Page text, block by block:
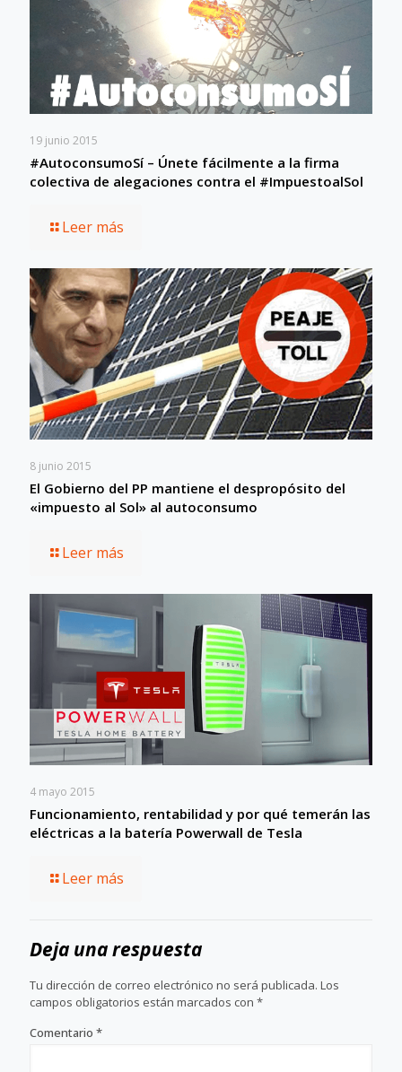
19 junio 2015
#AutoconsumoSí – Únete fácilmente a la firma
colectiva de alegaciones contra el #ImpuestoalSol
Leer más
8 junio 2015
El Gobierno del PP mantiene el despropósito del
«impuesto al Sol» al autoconsumo
Leer más
4 mayo 2015
Funcionamiento, rentabilidad y por qué temerán las
eléctricas a la batería Powerwall de Tesla
Leer más
Deja una respuesta
Tu dirección de correo electrónico no será publicada. Los
campos obligatorios están marcados con *
Comentario *